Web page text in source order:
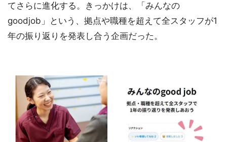
てさらに進化する。きっかけは、「みんなの
goodjob」という、拠点や職種を超えて全スタッフが1
年の振り返りを発表し合う企画だった。